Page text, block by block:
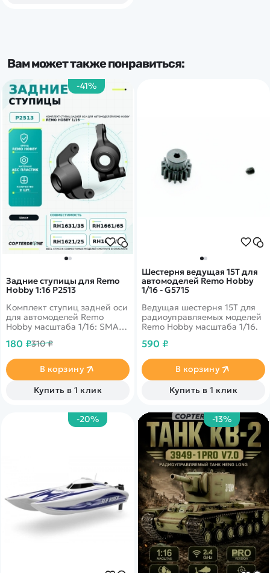
Вам может также понравиться:
Шестерня ведущая 15T для
автомоделей Remo Hobby
1/16 - G5715
Ведущая шестерня 15T для
радиоуправляемых моделей
Remo Hobby масштаба 1/16.
590 ₽
В корзину
Купить в 1 клик
-41%
Задние ступицы для Remo
Hobby 1:16 P2513
Комплект ступиц задней оси
для автомоделей Remo
Hobby масштаба 1/16: SMAX
RH1621.
180 ₽310 ₽
В корзину
Купить в 1 клик
-20% -13%